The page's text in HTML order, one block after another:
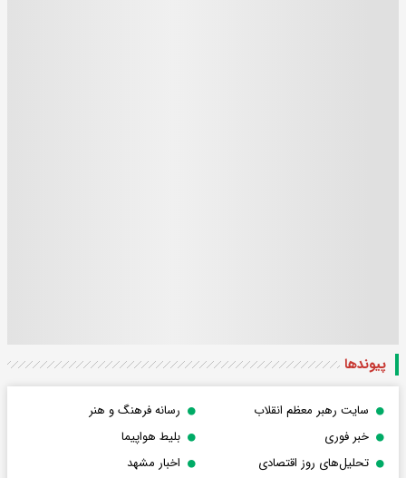
پیوندها
سایت رهبر معظم انقلاب
رسانه فرهنگ و هنر
خبر فوری
بلیط هواپیما
تحلیل‌های روز اقتصادی
اخبار مشهد